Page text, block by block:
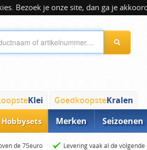
Bezoek je onze site, dan ga je
Klei GoedkoopsteKralen
Hobbysets Merken Seizoenen
de 75euro Levering vaak al de volgende